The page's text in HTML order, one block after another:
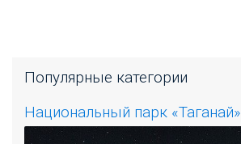
Популярные категории
Национальный парк «Таганай»